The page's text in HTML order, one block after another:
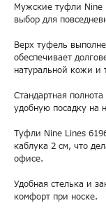
Мужские туфли Nine
выбор для
Верх туфель
обеспечивает
натуральной кожи и
Стандартная
удобную посадку на
Туфли Nine Lines
каблука 2 см, что
офисе.
Удобная стелька и
комфорт при носке.